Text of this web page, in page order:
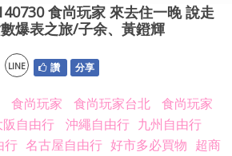
食尚玩家 來去住一晚 說走
爆表之旅/子余、黃鐙輝
LINE 讚 分享
食尚玩家 食尚玩家台北
食尚玩家
阪自由行 沖繩自由行 九州自由行
行 名古屋自由行 好市多必買物 超商